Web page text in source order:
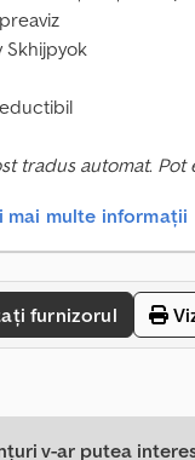
Skhijpyok
tradus automat.
mai multe informații
furnizorul
v-ar putea